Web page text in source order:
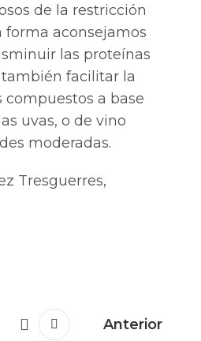
de la restricción
forma aconsejamos
las proteínas
facilitar la
compuestos a base
uvas, o de vino
moderadas.
Tresguerres,
Anterior